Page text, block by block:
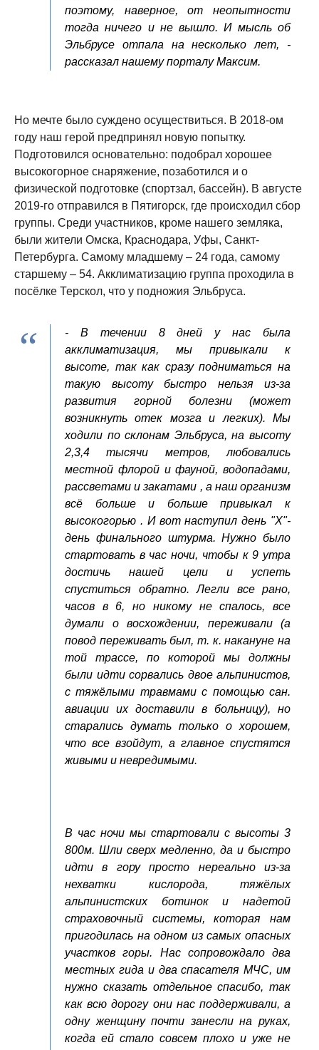
поэтому, наверное, от неопытности
тогда ничего и не вышло. И мысль об
Эльбрусе отпала на несколько лет, -
рассказал нашему порталу Максим.
Но мечте было суждено осуществиться. В 2018-ом
году наш герой предпринял новую попытку.
Подготовился основательно: подобрал хорошее
высокогорное снаряжение, позаботился и о
физической подготовке (спортзал, бассейн). В августе
2019-го отправился в Пятигорск, где происходил сбор
группы. Среди участников, кроме нашего земляка,
были жители Омска, Краснодара, Уфы, Санкт-
Петербурга. Самому младшему – 24 года, самому
старшему – 54. Акклиматизацию группа проходила в
посёлке Терскол, что у подножия Эльбруса.
- В течении 8 дней у нас была
акклиматизация, мы привыкали к
высоте, так как сразу подниматься на
такую высоту быстро нельзя из-за
развития горной болезни (может
возникнуть отек мозга и легких). Мы
ходили по склонам Эльбруса, на высоту
2,3,4 тысячи метров, любовались
местной флорой и фауной, водопадами,
рассветами и закатами , а наш организм
всё больше и больше привыкал к
высокогорью . И вот наступил день "Х"-
день финального штурма. Нужно было
стартовать в час ночи, чтобы к 9 утра
достичь нашей цели и успеть
спуститься обратно. Легли все рано,
часов в 6, но никому не спалось, все
думали о восхождении, переживали (а
повод переживать был, т. к. накануне на
той трассе, по которой мы должны
были идти сорвались двое альпинистов,
с тяжёлыми травмами с помощью сан.
авиации их доставили в больницу), но
старались думать только о хорошем,
что все взойдут, а главное спустятся
живыми и невредимыми.
В час ночи мы стартовали с высоты 3
800м. Шли сверх медленно, да и быстро
идти в гору просто нереально из-за
нехватки кислорода, тяжёлых
альпинистских ботинок и надетой
страховочный системы, которая нам
пригодилась на одном из самых опасных
участков горы. Нас сопровождало два
местных гида и два спасателя МЧС, им
нужно сказать отдельное спасибо, так
как всю дорогу они нас поддерживали, а
одну женщину почти занесли на руках,
когда ей стало совсем плохо и уже не